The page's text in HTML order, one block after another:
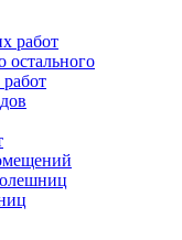
работ
остального